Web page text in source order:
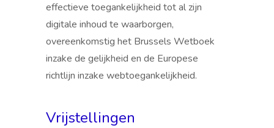
effectieve toegankelijkheid tot al zijn
digitale inhoud te waarborgen,
overeenkomstig het Brussels Wetboek
inzake de gelijkheid en de Europese
richtlijn inzake webtoegankelijkheid.
Vrijstellingen